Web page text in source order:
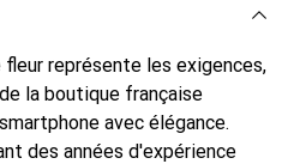
représente les exigences,
la boutique française
avec élégance.
des années d'expérience